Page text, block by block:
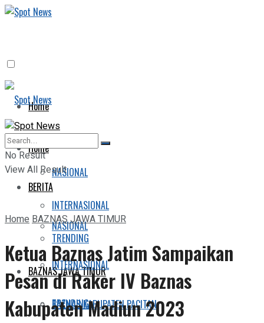
Home
BERITA
NASIONAL
INTERNASIONAL
TRENDING
BAZNAS JAWA TIMUR
BAZNAS KABUPATEN PACITAN
Home
BERITA
NASIONAL
INTERNASIONAL
TRENDING
No Result
View All Result
HomeBAZNAS JAWA TIMUR
Ketua Baznas Jatim Sampaikan
Pesan di Raker IV Baznas
Kabupaten Madiun 2023